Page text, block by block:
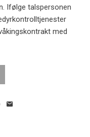
Ifølge talspersonen
med